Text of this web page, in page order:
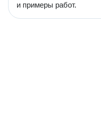
и примеры работ.